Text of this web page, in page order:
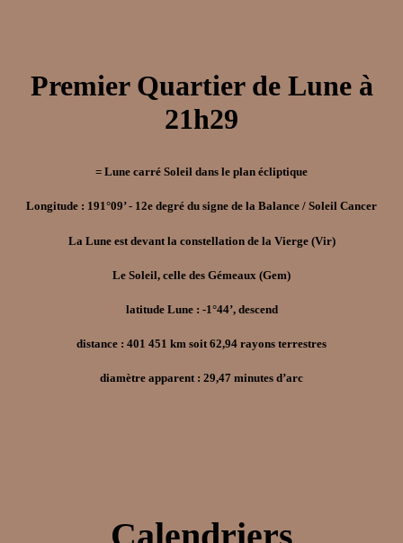
Premier Quartier de Lune à
21h29
= Lune carré Soleil dans le plan écliptique
Longitude : 191°09’ - 12e degré du signe de la Balance / Soleil Cancer
La Lune est devant la constellation de la Vierge (Vir)
Le Soleil, celle des Gémeaux (Gem)
latitude Lune : -1°44’, descend
distance : 401 451 km soit 62,94 rayons terrestres
diamètre apparent : 29,47 minutes d’arc
Calendriers